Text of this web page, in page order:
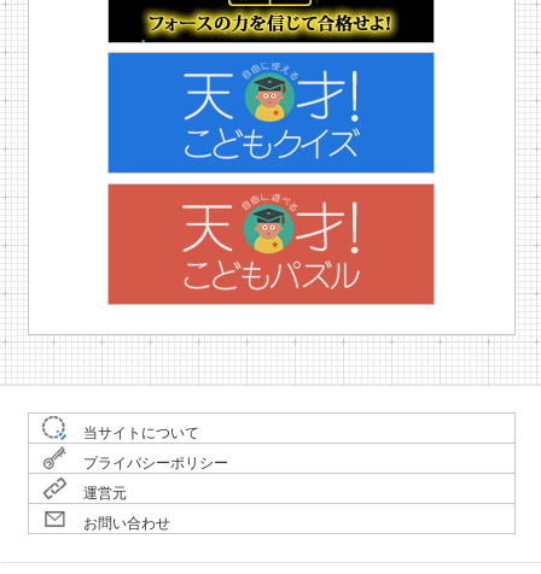
当サイトについて
プライバシーポリシー
運営元
お問い合わせ